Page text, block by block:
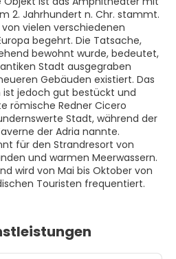
2. Jahrhundert n. Chr. stammt.
vielen verschiedenen
begehrt. Die Tatsache,
bewohnt wurde, bedeutet,
Stadt ausgegraben
Gebäuden existiert. Das
jedoch gut bestückt und
römische Redner Cicero
Stadt, während der
der Adria nannte.
für den Strandresort von
und warmen Meerwassern.
wird von Mai bis Oktober von
Touristen frequentiert.